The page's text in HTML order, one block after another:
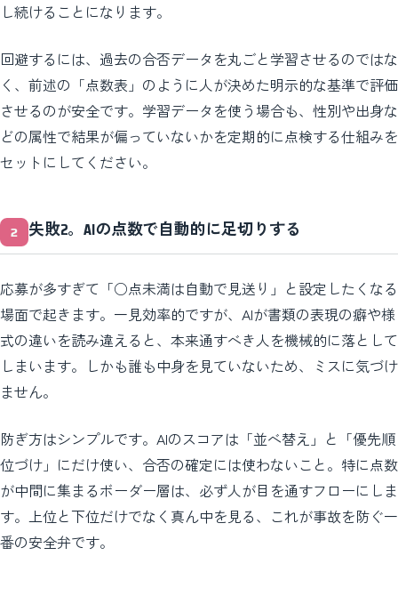
し続けることになります。
回避するには、過去の合否データを丸ごと学習させるのではな
く、前述の「点数表」のように人が決めた明示的な基準で評価
させるのが安全です。学習データを使う場合も、性別や出身な
どの属性で結果が偏っていないかを定期的に点検する仕組みを
セットにしてください。
失敗2。AIの点数で自動的に足切りする
応募が多すぎて「○点未満は自動で見送り」と設定したくなる
場面で起きます。一見効率的ですが、AIが書類の表現の癖や様
式の違いを読み違えると、本来通すべき人を機械的に落として
しまいます。しかも誰も中身を見ていないため、ミスに気づけ
ません。
防ぎ方はシンプルです。AIのスコアは「並べ替え」と「優先順
位づけ」にだけ使い、合否の確定には使わないこと。特に点数
が中間に集まるボーダー層は、必ず人が目を通すフローにしま
す。上位と下位だけでなく真ん中を見る、これが事故を防ぐ一
番の安全弁です。